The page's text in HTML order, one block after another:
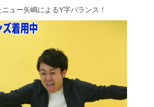
ュー矢嶋によるY字バランス！